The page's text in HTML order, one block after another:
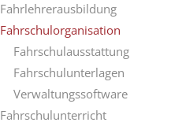
Fahrlehrerausbildung
Fahrschulorganisation
Fahrschulausstattung
Fahrschulunterlagen
Verwaltungssoftware
Fahrschulunterricht